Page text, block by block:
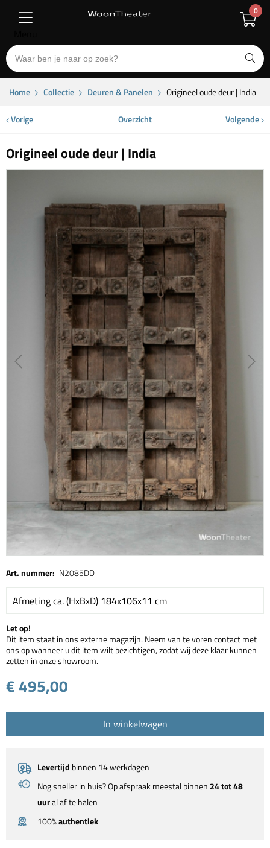
0
Home Collectie Deuren & Panelen Origineel oude deur | India
Vorige Overzicht Volgende
Origineel oude deur | India
Art. nummer: N2085DD
Afmeting ca. (HxBxD) 184x106x11 cm
Let op!
Dit item staat in ons externe magazijn. Neem van te voren contact met
ons op wanneer u dit item wilt bezichtigen, zodat wij deze klaar kunnen
zetten in onze showroom.
€ 495,00
In winkelwagen
Levertijd binnen 14 werkdagen
Nog sneller in huis? Op afspraak meestal binnen 24 tot 48
uural af te halen
100%authentiek